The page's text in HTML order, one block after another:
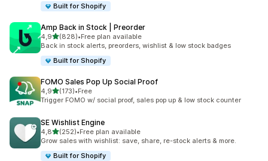
Built for Shopify
Amp Back in Stock | Preorder
4,9de 5 estrelas
(828)
828 total de avaliações
•Free plan available
Back in stock alerts, preorders, wishlist & low stock badges
Built for Shopify
FOMO Sales Pop Up Social Proof
4,9de 5 estrelas
(173)
173 total de avaliações
•Free
Trigger FOMO w/ social proof, sales pop up & low stock counter
SE Wishlist Engine
4,8de 5 estrelas
(252)
252 total de avaliações
•Free plan available
Grow sales with wishlist: save, share, re-stock alerts & more.
Built for Shopify